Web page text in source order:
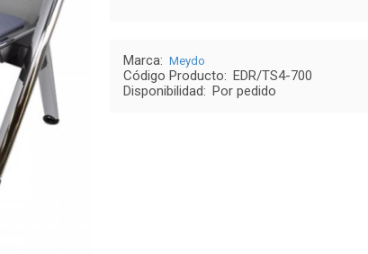
Marca: Meydo
Código Producto: EDR/TS4-700
Disponibilidad: Por pedido